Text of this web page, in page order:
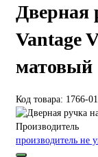
Дверная
Vantage
матовый
Код товара: 1766-01
Производитель
производитель не